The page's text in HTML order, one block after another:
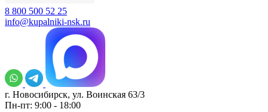
8 800 500 52 25
info@kupalniki-nsk.ru
г. Новосибирск, ул. Воинская 63/3
Пн-пт: 9:00 - 18:00